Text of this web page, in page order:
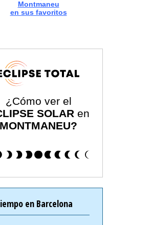
Montmaneu
en sus favoritos
¿Cómo ver el
SOLAR en
MONTMANEU?
en Barcelona